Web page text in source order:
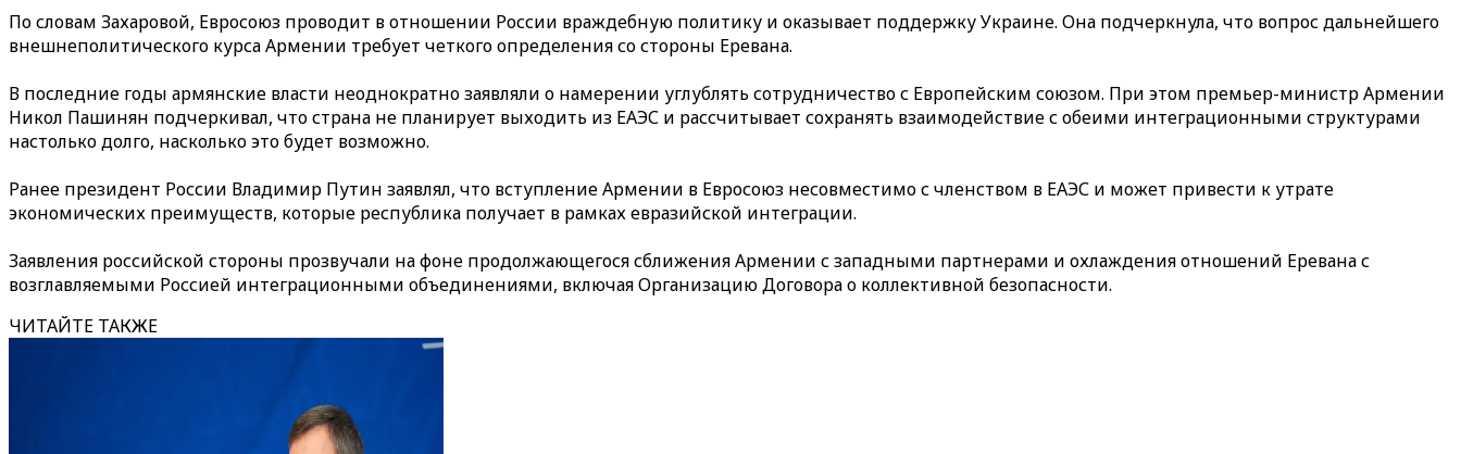
По словам Захаровой, Евросоюз проводит в отношении России враждебную политику и оказывает поддержку Украине. Она подчеркнула, что вопрос дальнейшего
внешнеполитического курса Армении требует четкого определения со стороны Еревана.
В последние годы армянские власти неоднократно заявляли о намерении углублять сотрудничество с Европейским союзом. При этом премьер-министр Армении
Никол Пашинян подчеркивал, что страна не планирует выходить из ЕАЭС и рассчитывает сохранять взаимодействие с обеими интеграционными структурами
настолько долго, насколько это будет возможно.
Ранее президент России Владимир Путин заявлял, что вступление Армении в Евросоюз несовместимо с членством в ЕАЭС и может привести к утрате
экономических преимуществ, которые республика получает в рамках евразийской интеграции.
Заявления российской стороны прозвучали на фоне продолжающегося сближения Армении с западными партнерами и охлаждения отношений Еревана с
возглавляемыми Россией интеграционными объединениями, включая Организацию Договора о коллективной безопасности.
ЧИТАЙТЕ ТАКЖЕ